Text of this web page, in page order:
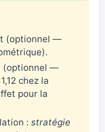
(optionnel —
(optionnel —
chez la
pour la
: stratégie